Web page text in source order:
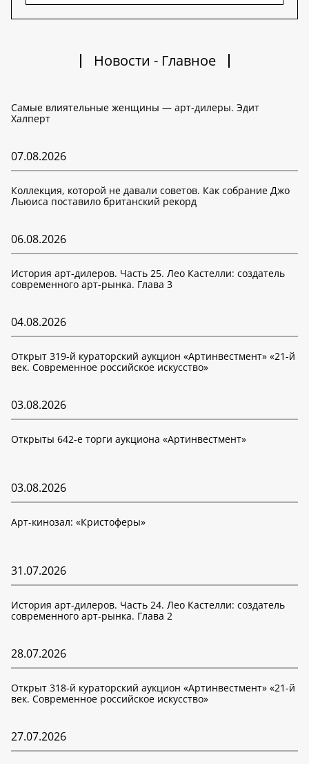
Новости - Главное
Самые влиятельные женщины — арт-дилеры. Эдит
Халперт
07.08.2026
Коллекция, которой не давали советов. Как собрание Джо
Льюиса поставило британский рекорд
06.08.2026
История арт-дилеров. Часть 25. Лео Кастелли: создатель
современного арт-рынка. Глава 3
04.08.2026
Открыт 319-й кураторский аукцион «Артинвестмент» «21-й
век. Современное российское искусство»
03.08.2026
Открыты 642-е торги аукциона «Артинвестмент»
03.08.2026
Арт-кинозал: «Кристоферы»
31.07.2026
История арт-дилеров. Часть 24. Лео Кастелли: создатель
современного арт-рынка. Глава 2
28.07.2026
Открыт 318-й кураторский аукцион «Артинвестмент» «21-й
век. Современное российское искусство»
27.07.2026